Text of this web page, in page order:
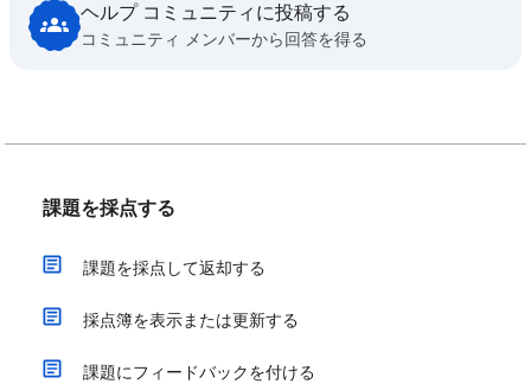
ヘルプ コミュニティに投稿する
コミュニティ メンバーから回答を得る
課題を採点する
課題を採点して返却する
採点簿を表示または更新する
課題にフィードバックを付ける